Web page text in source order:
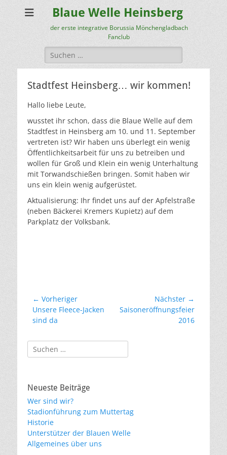
Blaue Welle Heinsberg
der erste integrative Borussia Mönchengladbach
Fanclub
Suchen
nach:
Stadtfest Heinsberg… wir kommen!
Hallo liebe Leute,
wusstet ihr schon, dass die Blaue Welle auf dem
Stadtfest in Heinsberg am 10. und 11. September
vertreten ist? Wir haben uns überlegt ein wenig
Öffentlichkeitsarbeit für uns zu betreiben und
wollen für Groß und Klein ein wenig Unterhaltung
mit Torwandschießen bringen. Somit haben wir
uns ein klein wenig aufgerüstet.
Aktualisierung: Ihr findet uns auf der Apfelstraße
(neben Bäckerei Kremers Kupietz) auf dem
Parkplatz der Volksbank.
Beitragsnavigation
← Vorheriger
Vorheriger
Beitrag:
Unsere Fleece-Jacken
sind da
Nächster →
Nächster
Saisoneröffnungsfeier
2016
Suchen
nach:
Neueste Beiträge
Wer sind wir?
Stadionführung zum Muttertag
Historie
Unterstützer der Blauen Welle
Allgemeines über uns